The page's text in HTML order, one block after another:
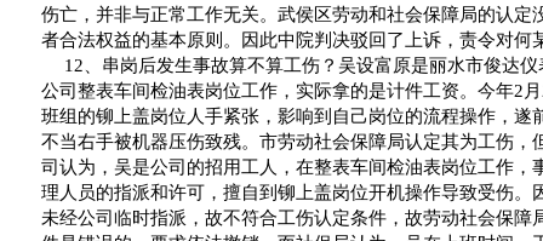
伤亡，并非与正常工作无关。武侯区劳动和社会保障局的认定
者合法权益的基本原则。因此中院判决驳回了上诉，责令对何
12 、串岗后发生事故算不算工伤？吴设富原是丽水市俊达
公司整表车间检油表岗位工作，实际拿的是计件工资。今年2 月
班组的铆上盖岗位人手紧张，影响到自己岗位的流程操作，遂
不当右手被机器压伤致残。市劳动社会保障局认定其为工伤，
司认为，吴是公司的招用工人，在整表车间检油表岗位工作，
理人员的指派和许可，擅自到铆上盖岗位开机操作导致受伤。
未经公司临时指派，故不符合工伤认定条件，故劳动社会保障